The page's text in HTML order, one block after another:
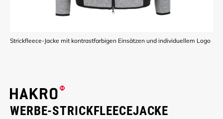
Strickfleece-Jacke mit kontrastfarbigen Einsätzen und individuellem Logo
WERBE-STRICKFLEECEJACKE